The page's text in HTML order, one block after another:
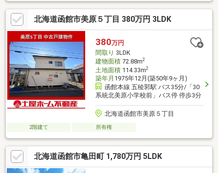
北海道函館市美原５丁目 380万円 3LDK
380万円
間取り 3LDK
建物面積72.88m2
土地面積114.33m2
築年月 1975年12月(築50年9ヶ月)
函館本線 五稜郭駅 バス35分/「30
系統北美原小学校前」バス停 停歩3分
北海道函館市美原５丁目
2階建て 所有権
北海道函館市亀田町 1,780万円 5LDK